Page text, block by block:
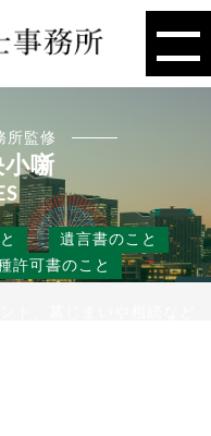
所監修
噺
遺言書のこと
許可書のこと
ト、墓じまいや相続など
します。